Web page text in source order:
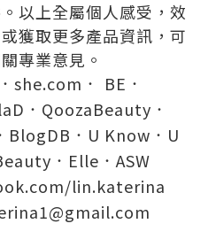
以上全屬個人感受，效
獲取更多產品資訊，可
專業意見。
． she.com ． BE ．
． QoozaBeauty ．
BlogDB ． U Know ． U
． Elle ．ASW
lin.katerina